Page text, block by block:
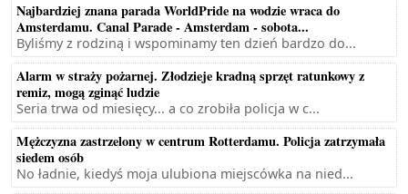
Najbardziej znana parada WorldPride na wodzie wraca do
Amsterdamu. Canal Parade - Amsterdam - sobota...
Byliśmy z rodziną i wspominamy ten dzień bardzo do...
Alarm w straży pożarnej. Złodzieje kradną sprzęt ratunkowy z
remiz, mogą zginąć ludzie
Seria trwa od miesięcy... a co zrobiła policja w c...
Mężczyzna zastrzelony w centrum Rotterdamu. Policja zatrzymała
siedem osób
No ładnie, kiedyś moja ulubiona miejscówka na nied...